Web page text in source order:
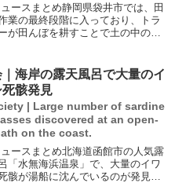
ースまとめ静岡県袋井市では、田
業の最終段階に入っており、トラ
が田んぼを耕すことで土の中のミ
る。サギがトラクターの通過を待
は、自然の中での...
海岸の露天風呂で大量のイ
死骸発見
| Large number of sardine
discovered at an open-
on the coast.
ースまとめ北海道函館市の人気露
「水無海浜温泉」で、大量のイワ
骸が湯船に沈んでいるのが発見さ